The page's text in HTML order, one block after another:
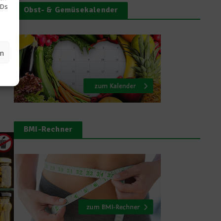
Obst- & Gemüsekalender
BMI-Rechner